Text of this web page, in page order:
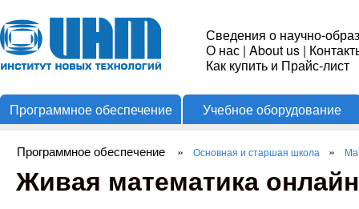
Институт
Новых
Технологий
Сведения о научно-
О нас | About us |
Как купить и Прайс-лист
Программное обеспечение Учебное оборудование
Вы здесь
Программное обеспечение » Основная и старшая школа »
Живая математика онлайн